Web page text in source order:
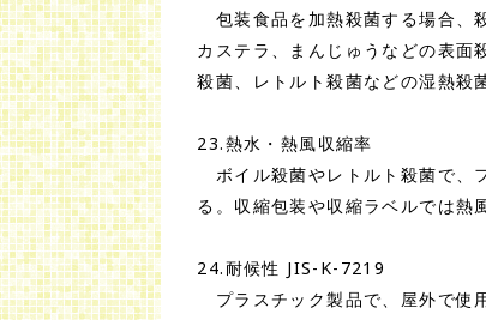
包装食品を加熱殺菌する場合、
カステラ、まんじゅうなどの表面
殺菌、レトルト殺菌などの湿熱殺
23.熱水・熱風収縮率
ボイル殺菌やレトルト殺菌で、
る。収縮包装や収縮ラベルでは熱
24.耐候性 JIS-K-7219
プラスチック製品で、屋外で使